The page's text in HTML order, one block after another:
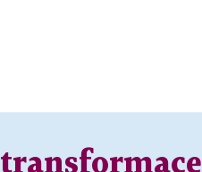
transformace